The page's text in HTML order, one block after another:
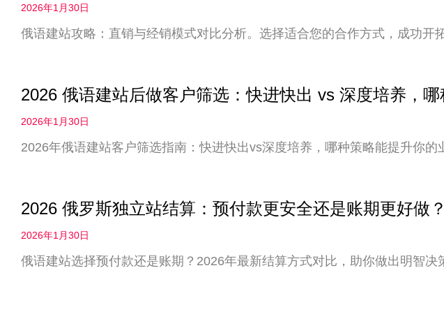
2026年1月30日
俄语建站攻略：直销与经销模式对比分析。选择适合您的合作方式，成功开
2026 俄语建站后做客户筛选：快进快出 vs 深度培养，
2026年1月30日
2026年俄语建站客户筛选指南：快进快出vs深度培养，哪种策略能提升你的
2026 俄罗斯独立站结算：预付款更安全还是账期更好做
2026年1月30日
俄语建站选择预付款还是账期？2026年最新结算方式对比，助你做出明智决